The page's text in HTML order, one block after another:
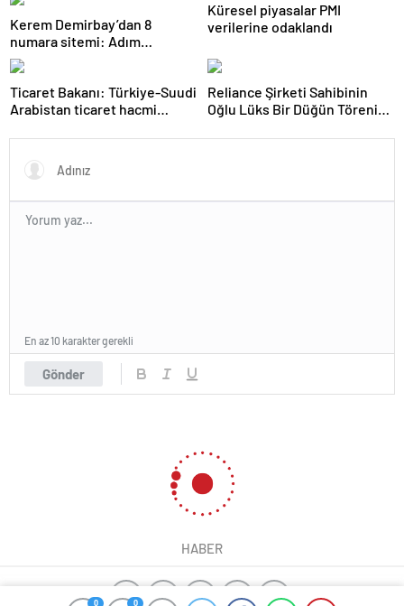
0 0
Kerem Demirbay’dan 8
numara sitemi: Adım
Kereminho olsaydı…
Küresel piyasalar PMI
verilerine odaklandı
Ticaret Bakanı: Türkiye-Suudi
Arabistan ticaret hacmi
Reliance Şirketi Sahibinin
Oğlu Lüks Bir Düğün Töreni
Gönder
En az 10 karakter gerekli
HABER